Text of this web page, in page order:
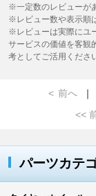
※一定数のレビューが
※レビュー数や表示順
※レビューは実際にユ
サービスの価値を客観
考としてご活用くださ
< 前へ ｜
<<
パーツカテ